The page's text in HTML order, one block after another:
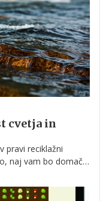
cvetja in
pravi reciklažni
naj vam bo domača
še kako prav!